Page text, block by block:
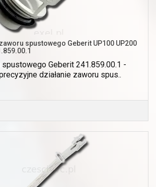
spustowego Geberit UP100 UP200
Geberit 241.859.00.1 -
działanie zaworu spus..